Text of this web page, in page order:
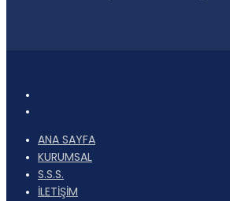
ANA SAYFA
KURUMSAL
S.S.S.
İLETİŞİM